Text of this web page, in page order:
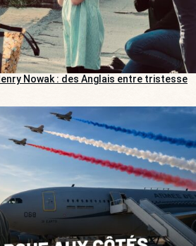
Nowak : des Anglais entre tristesse